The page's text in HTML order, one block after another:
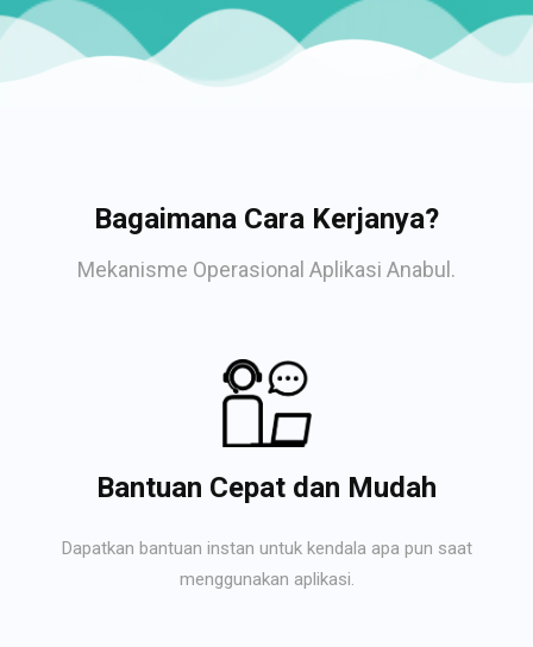
Bagaimana Cara Kerjanya?
Mekanisme Operasional Aplikasi Anabul.
Bantuan Cepat dan Mudah
Dapatkan bantuan instan untuk kendala apa pun saat
menggunakan aplikasi.